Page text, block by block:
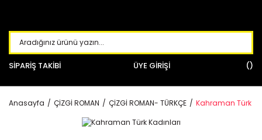
SİPARİŞ TAKİBİ ÜYE GİRİŞİ
Anasayfa ÇİZGİ ROMAN ÇİZGİ ROMAN- TÜRKÇE Kahraman Türk